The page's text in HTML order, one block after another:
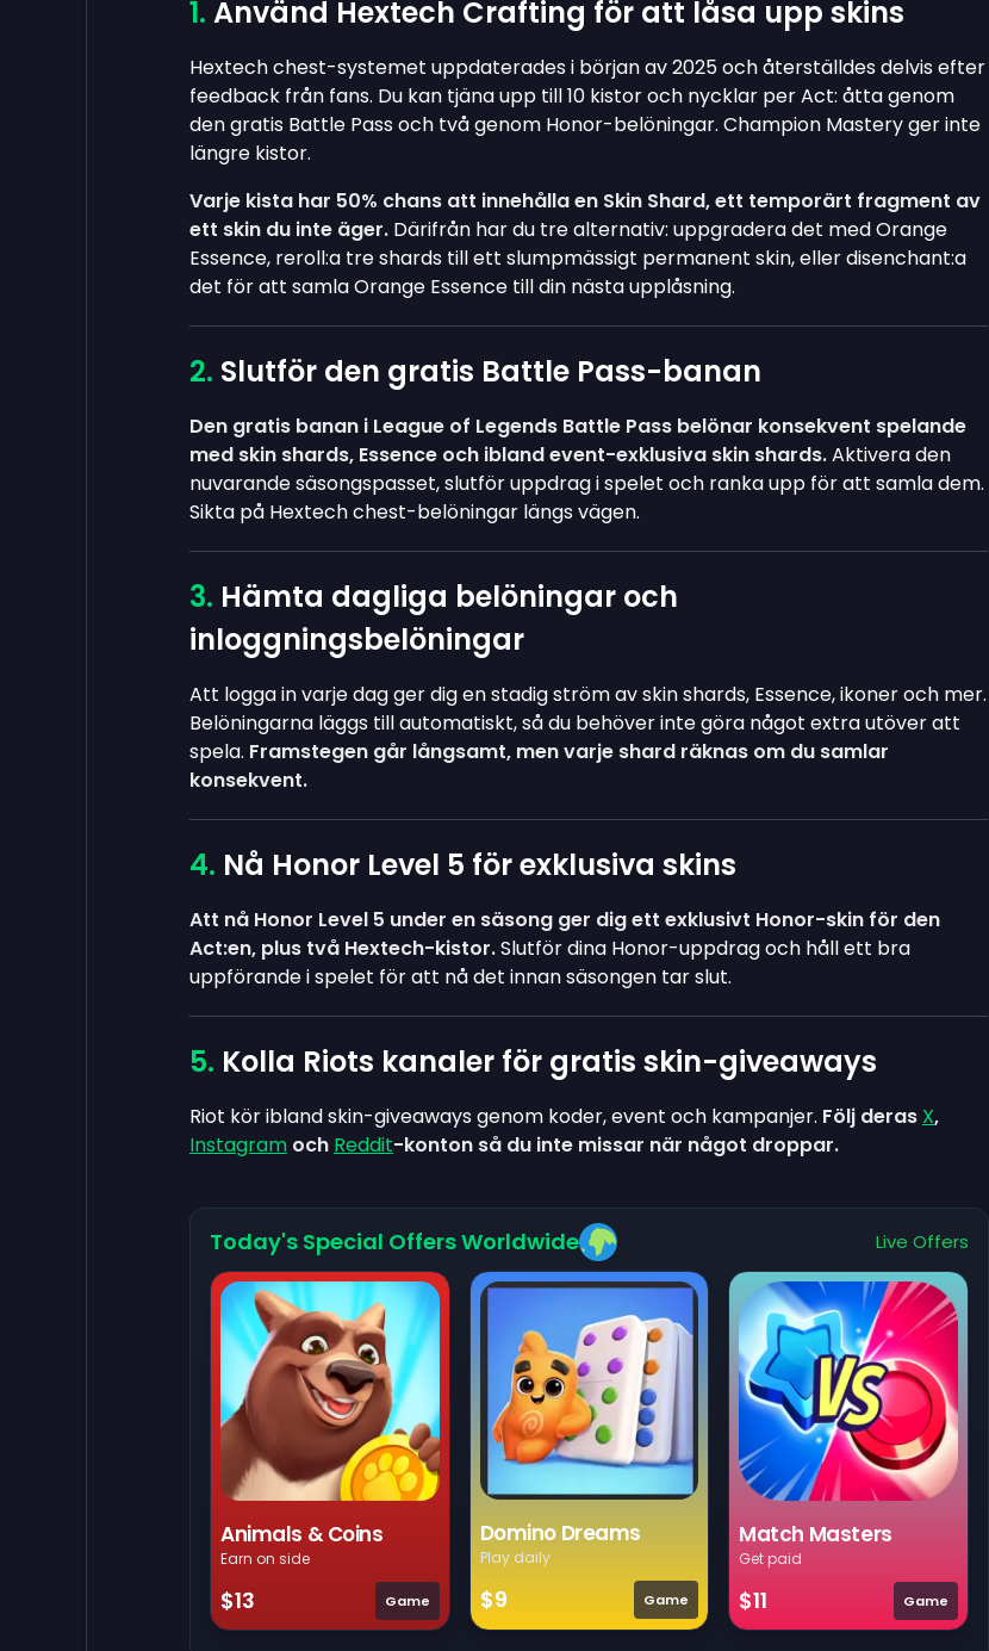
Använd Hextech Crafting för att låsa upp skins
Hextech chest-systemet uppdaterades i början av 2025 och återställdes delvis efter
feedback från fans. Du kan tjäna upp till 10 kistor och nycklar per Act: åtta genom
den gratis Battle Pass och två genom Honor-belöningar. Champion Mastery ger inte
längre kistor.
Varje kista har 50% chans att innehålla en Skin Shard, ett temporärt fragment av
ett skin du inte äger. Därifrån har du tre alternativ: uppgradera det med Orange
Essence, reroll:a tre shards till ett slumpmässigt permanent skin, eller disenchant:a
det för att samla Orange Essence till din nästa upplåsning.
Slutför den gratis Battle Pass-banan
Den gratis banan i League of Legends Battle Pass belönar konsekvent spelande
med skin shards, Essence och ibland event-exklusiva skin shards.Aktivera den
nuvarande säsongspasset, slutför uppdrag i spelet och ranka upp för att samla dem.
Sikta på Hextech chest-belöningar längs vägen.
Hämta dagliga belöningar och
inloggningsbelöningar
Att logga in varje dag ger dig en stadig ström av skin shards, Essence, ikoner och mer.
Belöningarna läggs till automatiskt, så du behöver inte göra något extra utöver att
spela. Framstegen går långsamt, men varje shard räknas om du samlar
konsekvent.
Nå Honor Level 5 för exklusiva skins
Att nå Honor Level 5 under en säsong ger dig ett exklusivt Honor-skin för den
Act:en, plus två Hextech-kistor.Slutför dina Honor-uppdrag och håll ett bra
uppförande i spelet för att nå det innan säsongen tar slut.
Kolla Riots kanaler för gratis skin-giveaways
Riot kör ibland skin-giveaways genom koder, event och kampanjer. Följ deras X,
Instagram och Reddit-konton så du inte missar när något droppar.
Today's Special Offers Worldwide Live Offers
Animals & Coins
Earn on side
$13 Game
Domino Dreams
Play daily
$9 Game
Match Masters
Get paid
$11 Game